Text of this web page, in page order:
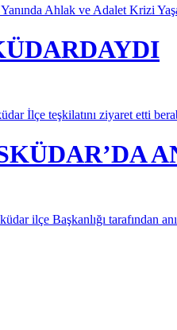
Ahlak ve Adalet Krizi
İlçe teşkilatını ziyaret etti
ilçe Başkanlığı tarafından